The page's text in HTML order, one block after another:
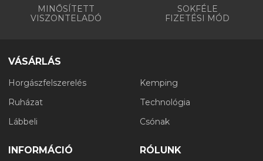
MINŐSÍTETT
VISZONTELADÓ
SOKFÉLE
FIZETÉSI MÓD
VÁSÁRLÁS
Horgászfelszerelés
Ruházat
Lábbeli
Kemping
Technológia
Csónak
INFORMÁCIÓ RÓLUNK